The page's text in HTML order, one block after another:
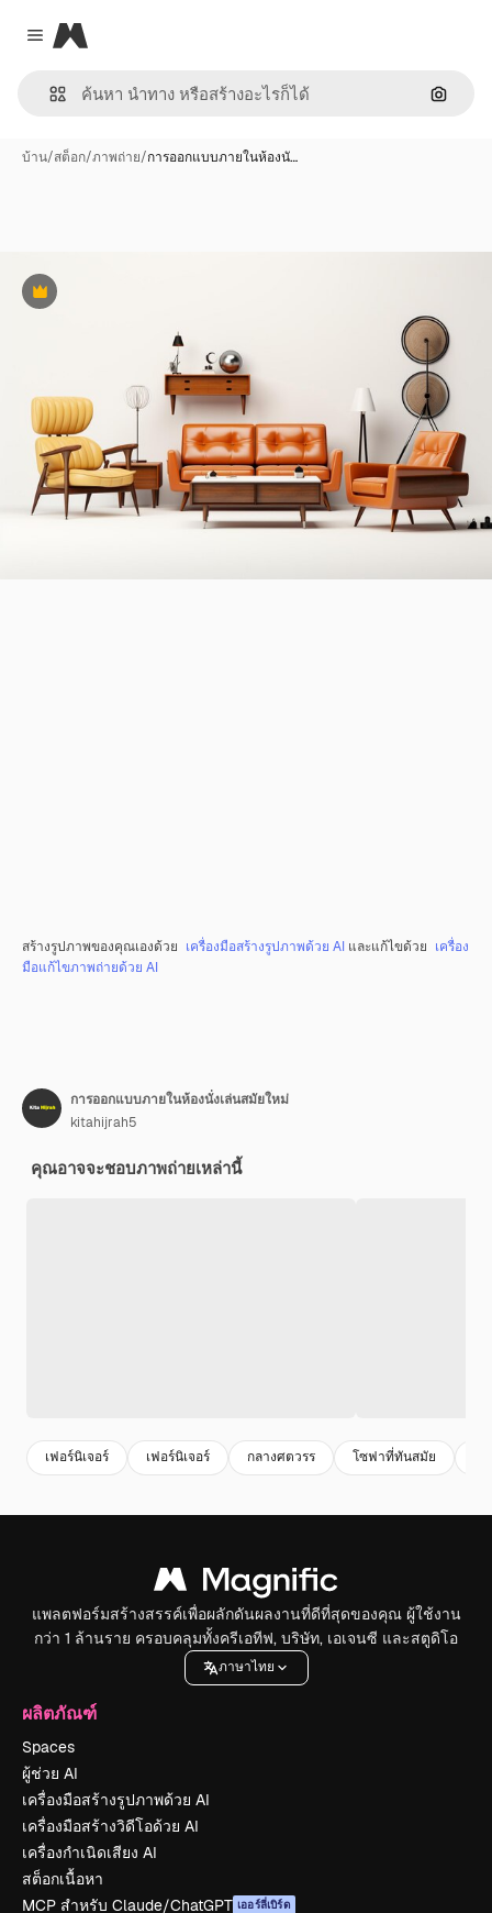
Close menu
Magnific
ค้นหา
บ้าน/สต็อก/ภาพถ่าย/การออกแบบภายในห้องนั…
พรีเมี่ยม
สร้างรูปภาพของคุณเองด้วย เครื่องมือสร้างรูปภาพด้วย AI และแก้ไขด้วย เครื่อง
มือแก้ไขภาพถ่ายด้วย AI
การออกแบบภายในห้องนั่งเล่นสมัยใหม่
kitahijrah5
คุณอาจจะชอบภาพถ่ายเหล่านี้
เฟอร์นิเจอร์ เฟอร์นิเจอร์ กลางศตวรร โซฟาที่ทันสมัย
แพลตฟอร์มสร้างสรรค์เพื่อผลักดันผลงานที่ดีที่สุดของคุณ ผู้ใช้งาน
กว่า 1 ล้านราย ครอบคลุมทั้งครีเอทีฟ, บริษัท, เอเจนซี และสตูดิโอ
ภาษาไทย
ผลิตภัณฑ์
Spaces
ผู้ช่วย AI
เครื่องมือสร้างรูปภาพด้วย AI
เครื่องมือสร้างวิดีโอด้วย AI
เครื่องกำเนิดเสียง AI
สต็อกเนื้อหา
MCP สำหรับ Claude/ChatGPT เออร์ลี่เบิร์ด